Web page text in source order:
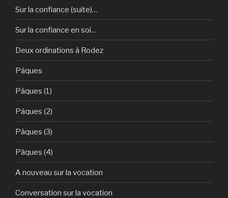
Sur la confiance (suite)…
Sur la confiance en soi…
Deux ordinations à Rodez
Pâques
Pâques (1)
Pâques (2)
Pâques (3)
Pâques (4)
A nouveau sur la vocation
Conversation sur la vocation